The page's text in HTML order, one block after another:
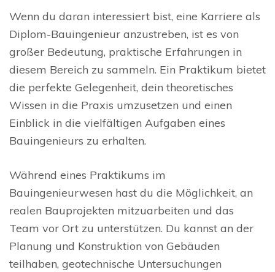
Wenn du daran interessiert bist, eine Karriere als
Diplom-Bauingenieur anzustreben, ist es von
großer Bedeutung, praktische Erfahrungen in
diesem Bereich zu sammeln. Ein Praktikum bietet
die perfekte Gelegenheit, dein theoretisches
Wissen in die Praxis umzusetzen und einen
Einblick in die vielfältigen Aufgaben eines
Bauingenieurs zu erhalten.
Während eines Praktikums im
Bauingenieurwesen hast du die Möglichkeit, an
realen Bauprojekten mitzuarbeiten und das
Team vor Ort zu unterstützen. Du kannst an der
Planung und Konstruktion von Gebäuden
teilhaben, geotechnische Untersuchungen